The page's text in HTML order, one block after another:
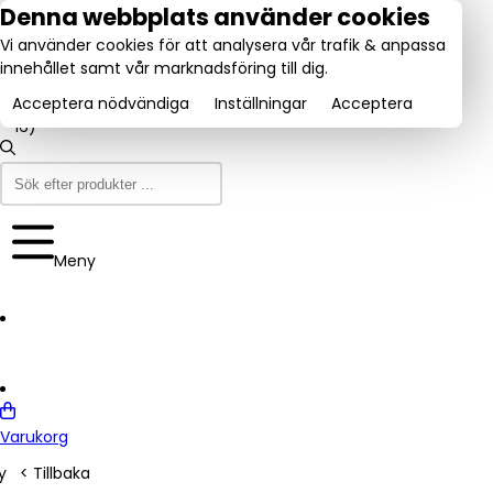
tel:
160840
(9-12
& 13-
16)
Trustpilot
Utmärkt:
4.6/5
Meny
Varukorg
< Tillbaka
Denna webbplats använder cookies
Vi använder cookies för att analysera vår trafik & anpassa
innehållet samt vår marknadsföring till dig.
Acceptera nödvändiga
Inställningar Acceptera